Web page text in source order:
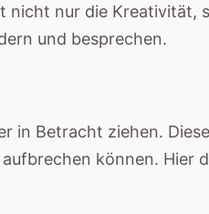
nur die Kreativität,
und besprechen.
in Betracht ziehen.
können. Hier